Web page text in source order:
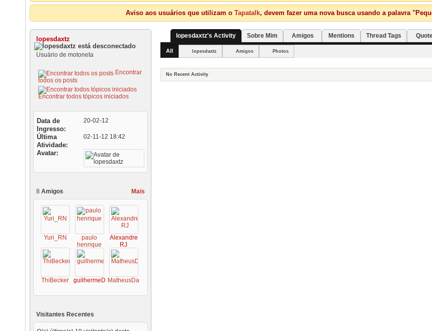
Aviso aos usuários que utilizam o Tapatalk, devem fazer uma nova busca usando a palavra
lopesdaxtz
Usuário de motoneta
Encontrar
todos os posts
Encontrar todos tópicos iniciados
Data de
Ingresso
20-02-12
Última
Atividade
02-11-12 18:42
Avatar
Mais
8 Amigos
Yuri_RN
paulo
henrique
Alexandre
RJ
ThiBecker guilhermeDFMatheusDalmas
Visitantes Recentes
lopesdaxtz's Activity Sobre Mim Amigos Mentions Thread Tags
All lopesdaxtz Amigos Photos
No Recent Activity